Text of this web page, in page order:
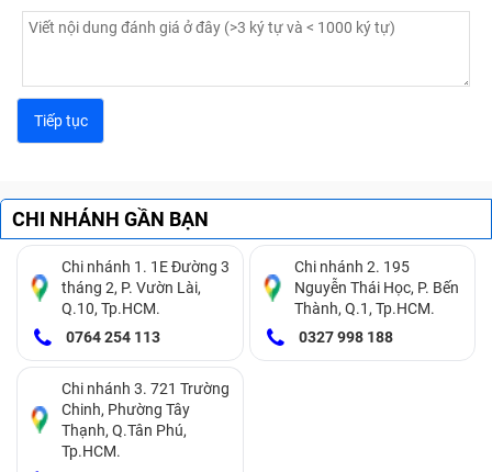
CHI NHÁNH GẦN BẠN
Chi nhánh 1. 1E Đường 3
tháng 2, P. Vườn Lài,
Q.10, Tp.HCM.
0764 254 113
Chi nhánh 2. 195
Nguyễn Thái Học, P. Bến
Thành, Q.1, Tp.HCM.
0327 998 188
Chi nhánh 3. 721 Trường
Chinh, Phường Tây
Thạnh, Q.Tân Phú,
Tp.HCM.